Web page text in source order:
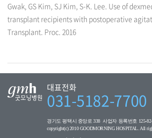
Gwak, GS Kim, SJ Kim, S-K. Lee. Use of
transplant recipients with postoperative
Transplant. Proc. 2016
대표전화
031-5182-7700
경기도 평택시 중앙로 338 사업자 등록번호 125-
copyright(c) 2010 GOODMORNING HOSPITAL. All